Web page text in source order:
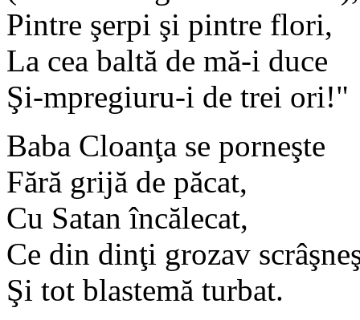
Pintre şerpi şi pintre flori,
La cea baltă de mă-i duce
Şi-mpregiuru-i de trei ori!"
Baba Cloanţa se porneşte
Fără grijă de păcat,
Cu Satan încălecat,
Ce din dinţi grozav
Şi tot blastemă turbat.